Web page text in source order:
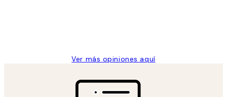
Ver más opiniones aquí